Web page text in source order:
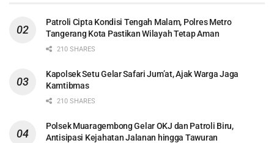
Patroli Cipta Kondisi Tengah Malam, Polres Metro
Tangerang Kota Pastikan Wilayah Tetap Aman
210 SHARES
Kapolsek Setu Gelar Safari Jum’at, Ajak Warga Jaga
Kamtibmas
210 SHARES
Polsek Muaragembong Gelar OKJ dan Patroli Biru,
Antisipasi Kejahatan Jalanan hingga Tawuran